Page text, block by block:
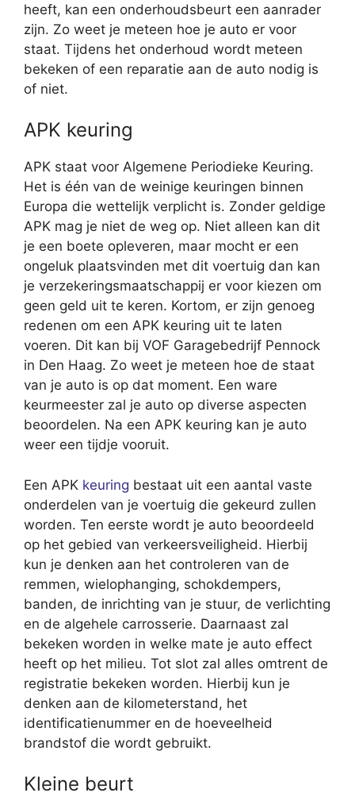
heeft, kan een onderhoudsbeurt een aanrader
zijn. Zo weet je meteen hoe je auto er voor
staat. Tijdens het onderhoud wordt meteen
bekeken of een reparatie aan de auto nodig is
of niet.
APK keuring
APK staat voor Algemene Periodieke Keuring.
Het is één van de weinige keuringen binnen
Europa die wettelijk verplicht is. Zonder geldige
APK mag je niet de weg op. Niet alleen kan dit
je een boete opleveren, maar mocht er een
ongeluk plaatsvinden met dit voertuig dan kan
je verzekeringsmaatschappij er voor kiezen om
geen geld uit te keren. Kortom, er zijn genoeg
redenen om een APK keuring uit te laten
voeren. Dit kan bij VOF Garagebedrijf Pennock
in Den Haag. Zo weet je meteen hoe de staat
van je auto is op dat moment. Een ware
keurmeester zal je auto op diverse aspecten
beoordelen. Na een APK keuring kan je auto
weer een tijdje vooruit.
Een APK keuring bestaat uit een aantal vaste
onderdelen van je voertuig die gekeurd zullen
worden. Ten eerste wordt je auto beoordeeld
op het gebied van verkeersveiligheid. Hierbij
kun je denken aan het controleren van de
remmen, wielophanging, schokdempers,
banden, de inrichting van je stuur, de verlichting
en de algehele carrosserie. Daarnaast zal
bekeken worden in welke mate je auto effect
heeft op het milieu. Tot slot zal alles omtrent de
registratie bekeken worden. Hierbij kun je
denken aan de kilometerstand, het
identificatienummer en de hoeveelheid
brandstof die wordt gebruikt.
Kleine beurt